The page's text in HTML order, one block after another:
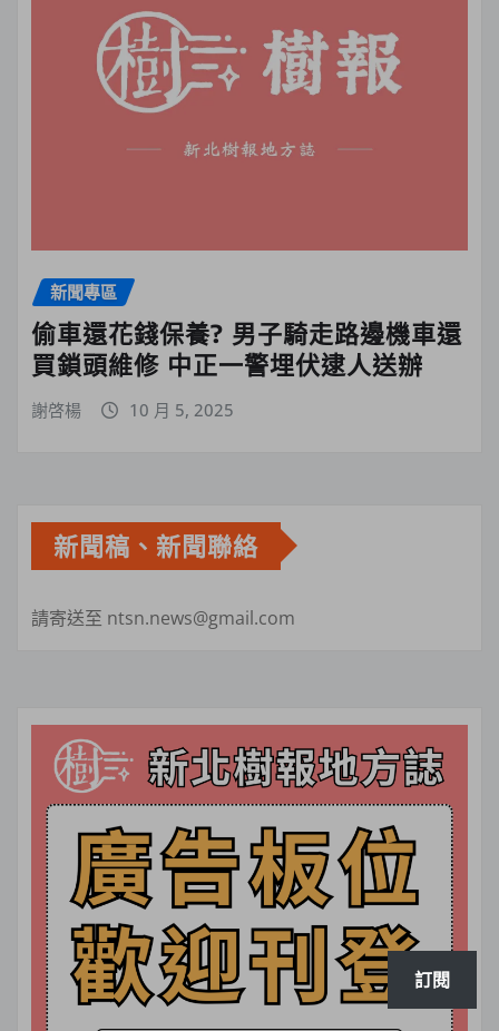
新聞專區
偷車還花錢保養? 男子騎走路邊機車還
買鎖頭維修 中正一警埋伏逮人送辦
謝啓楊 10 月 5, 2025
新聞稿、新聞聯絡
請寄送至 ntsn.news@gmail.com
訂閱